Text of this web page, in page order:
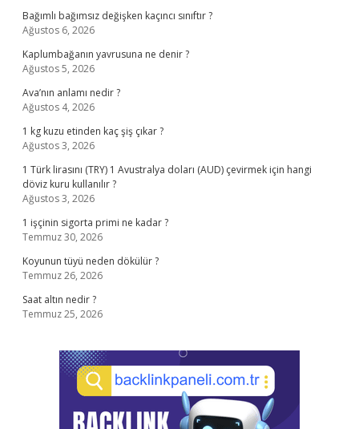
Bağımlı bağımsız değişken kaçıncı sınıftır ?
Ağustos 6, 2026
Kaplumbağanın yavrusuna ne denir ?
Ağustos 5, 2026
Ava’nın anlamı nedir ?
Ağustos 4, 2026
1 kg kuzu etinden kaç şiş çıkar ?
Ağustos 3, 2026
1 Türk lirasını (TRY) 1 Avustralya doları (AUD) çevirmek için hangi
döviz kuru kullanılır ?
Ağustos 3, 2026
1 işçinin sigorta primi ne kadar ?
Temmuz 30, 2026
Koyunun tüyü neden dökülür ?
Temmuz 26, 2026
Saat altın nedir ?
Temmuz 25, 2026